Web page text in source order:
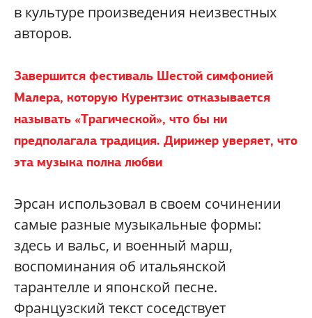
в культуре произведения неизвестных
авторов.
Завершится фестиваль Шестой симфонией
Малера, которую Курентзис отказывается
называть «Трагической», что бы ни
предполагала традиция. Дирижер уверяет, что
эта музыка полна любви
Эрсан использовал в своем сочинении
самые разные музыкальные формы:
здесь и вальс, и военный марш,
воспоминания об итальянской
тарантелле и японской песне.
Французский текст соседствует